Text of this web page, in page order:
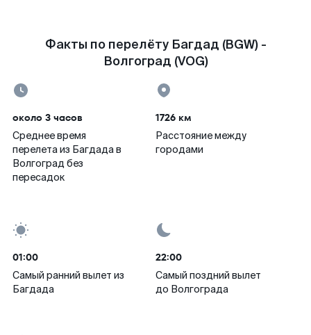
Факты по перелёту Багдад (BGW) -
Волгоград (VOG)
около 3 часов
Среднее время
перелета из Багдада в
Волгоград без
пересадок
1726 км
Расстояние между
городами
01:00
Самый ранний вылет из
Багдада
22:00
Самый поздний вылет
до Волгограда